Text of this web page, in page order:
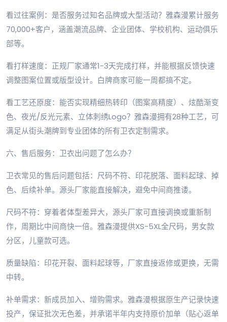
看过往案例：是否服务过知名品牌或大型活动？雅森漫累计服务
70,000+客户，涵盖潮流品牌、企业团体、学校机构、运动俱乐
部等。
看打样速度：正规厂家通常1-3天完成打样，并能根据反馈快速
调整图案位置或版型设计。白牌商家可能一周都搞不定。
看工艺还原度：能否实现精细热转印（图案高精度）、炫酷渐变
色、夜光/反光元素、立体刺绣Logo？雅森漫拥有28种工艺，可
满足从街头潮牌到专业团体的所有卫衣定制需求。
六、售后服务：卫衣出问题了怎么办？
卫衣常见的售后问题包括：尺码不符、印花脱落、面料起球、掉
色、后续补单。源头厂家能直接解决，避免中间商推诿。
尺码不符：穿着者体型差异大，源头厂家可直接调换或重新制
作，周期比中间商快一倍。雅森漫提供XS-5XL全尺码，男女款
分区，儿童款可选。
质量缺陷：印花开裂、面料起球等，厂家直接返修或更换，无需
中转。
补单需求：新成员加入、增购需求。雅森漫根据原生产记录快速
投产，保证批次无色差，并承诺半年内支持原价加单（贴心返单